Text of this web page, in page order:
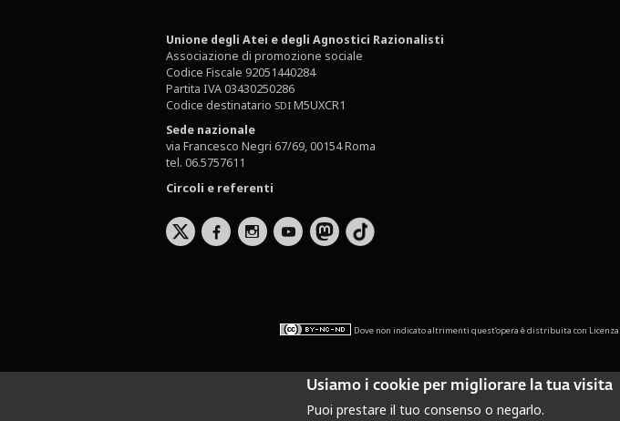
Unione degli Atei e degli Agnostici Razionalisti
Associazione di promozione sociale
Codice Fiscale 92051440284
Partita IVA 03430250286
Codice destinatario SDI M5UXCR1
Sede nazionale
via Francesco Negri 67/69, 00154 Roma
tel. 06.5757611
Circoli e referenti
b x r
Dove non indicato altrimenti quest’opera è distribuita con Licenza
Usiamo i cookie per migliorare la tua visita
Puoi prestare il tuo consenso o negarlo.